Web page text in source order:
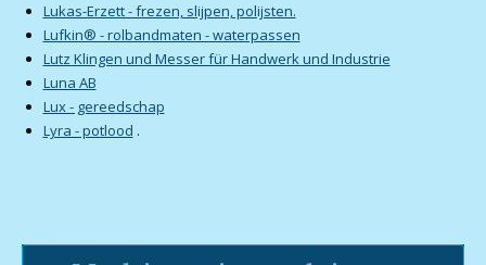
Lukas-Erzett - frezen, slijpen, polijsten.
Lufkin® - rolbandmaten - waterpassen
Lutz Klingen und Messer für Handwerk und Industrie
Luna AB
Lux - gereedschap
Lyra - potlood .